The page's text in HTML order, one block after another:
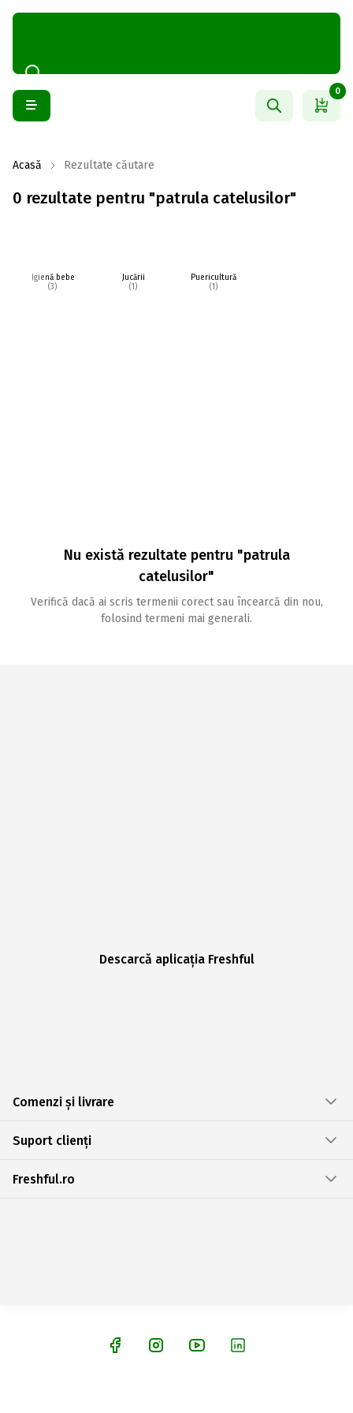
0
Acasă Rezultate căutare
0 rezultate pentru "patrula catelusilor"
Igienă bebe
(3)
Jucării
(1)
Puericultură
(1)
Nu există rezultate pentru "patrula
catelusilor"
Verifică dacă ai scris termenii corect sau încearcă din nou,
folosind termeni mai generali.
Descarcă aplicația Freshful
Comenzi și livrare
Suport clienți
Freshful.ro